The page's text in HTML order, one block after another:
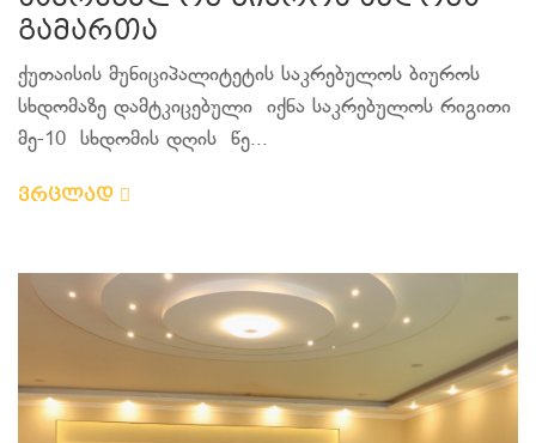
გამართა
ქუთაისის მუნიციპალიტეტის საკრებულოს ბიუროს
სხდომაზე დამტკიცებული იქნა საკრებულოს რიგითი
მე-10 სხდომის დღის წე...
ვრცლად